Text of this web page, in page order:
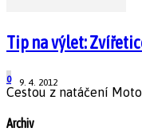
Tip na výlet:
9. 4. 2012
0
Cestou z natáčení
Archiv